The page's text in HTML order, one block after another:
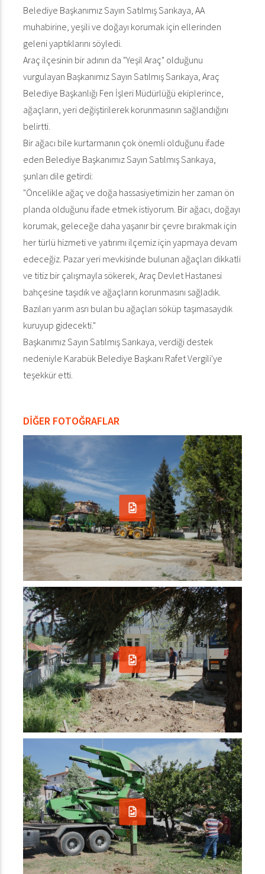
Belediye Başkanımız Sayın Satılmış Sarıkaya, AA
muhabirine, yeşili ve doğayı korumak için ellerinden
geleni yaptıklarını söyledi.
Araç ilçesinin bir adının da "Yeşil Araç" olduğunu
vurgulayan Başkanımız Sayın Satılmış Sarıkaya, Araç
Belediye Başkanlığı Fen İşleri Müdürlüğü ekiplerince,
ağaçların, yeri değiştirilerek korunmasının sağlandığını
belirtti.
Bir ağacı bile kurtarmanın çok önemli olduğunu ifade
eden Belediye Başkanımız Sayın Satılmış Sarıkaya,
şunları dile getirdi:
"Öncelikle ağaç ve doğa hassasiyetimizin her zaman ön
planda olduğunu ifade etmek istiyorum. Bir ağacı, doğayı
korumak, geleceğe daha yaşanır bir çevre bırakmak için
her türlü hizmeti ve yatırımı ilçemiz için yapmaya devam
edeceğiz. Pazar yeri mevkisinde bulunan ağaçları dikkatli
ve titiz bir çalışmayla sökerek, Araç Devlet Hastanesi
bahçesine taşıdık ve ağaçların korunmasını sağladık.
Bazıları yarım asrı bulan bu ağaçları söküp taşımasaydık
kuruyup gidecekti."
Başkanımız Sayın Satılmış Sarıkaya, verdiği destek
nedeniyle Karabük Belediye Başkanı Rafet Vergili'ye
teşekkür etti.
DİĞER FOTOĞRAFLAR